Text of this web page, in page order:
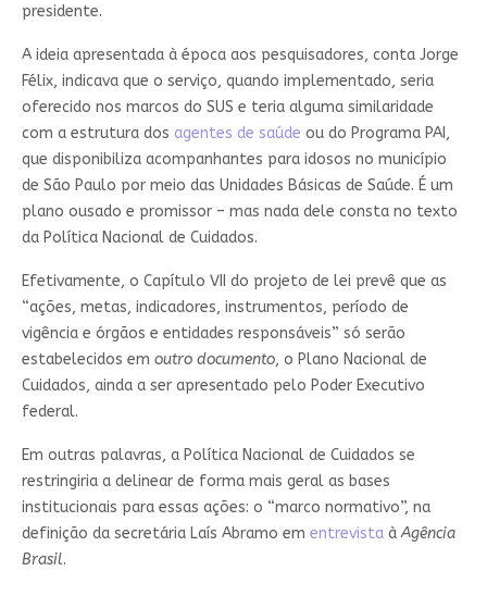
presidente.
A ideia apresentada à época aos pesquisadores, conta Jorge
Félix, indicava que o serviço, quando implementado, seria
oferecido nos marcos do SUS e teria alguma similaridade
com a estrutura dos agentes de saúde ou do Programa PAI,
que disponibiliza acompanhantes para idosos no município
de São Paulo por meio das Unidades Básicas de Saúde. É um
plano ousado e promissor – mas nada dele consta no texto
da Política Nacional de Cuidados.
Efetivamente, o Capítulo VII do projeto de lei prevê que as
“ações, metas, indicadores, instrumentos, período de
vigência e órgãos e entidades responsáveis” só serão
estabelecidos em outro documento, o Plano Nacional de
Cuidados, ainda a ser apresentado pelo Poder Executivo
federal.
Em outras palavras, a Política Nacional de Cuidados se
restringiria a delinear de forma mais geral as bases
institucionais para essas ações: o “marco normativo”, na
definição da secretária Laís Abramo em entrevistaàAgência
Brasil.